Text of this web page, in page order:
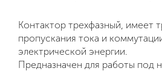
Контактор трехфазный, имеет
пропускания тока и
электрической энергии.
Предназначен для работы под